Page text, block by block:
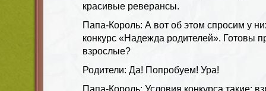
красивые реверансы.
Папа-Король: А вот об этом спросим у
конкурс «Надежда родителей». Готовы
взрослые?
Родители: Да! Попробуем! Ура!
Папа-Король: Условия конкурса такие: